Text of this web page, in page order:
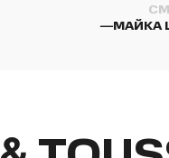
—МАЙКА